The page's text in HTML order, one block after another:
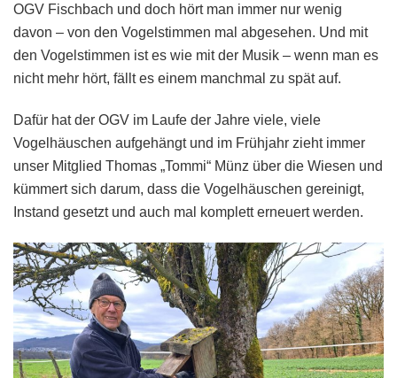
eine
Aufgabe
für
Spezialagent
OGV Fischbach und doch hört man immer nur wenig
davon – von den Vogelstimmen mal abgesehen. Und mit
den Vogelstimmen ist es wie mit der Musik – wenn man es
nicht mehr hört, fällt es einem manchmal zu spät auf.
Dafür hat der OGV im Laufe der Jahre viele, viele
Vogelhäuschen aufgehängt und im Frühjahr zieht immer
unser Mitglied Thomas „Tommi“ Münz über die Wiesen und
kümmert sich darum, dass die Vogelhäuschen gereinigt,
Instand gesetzt und auch mal komplett erneuert werden.